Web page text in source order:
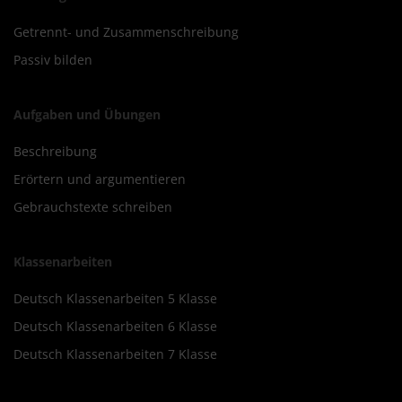
Getrennt- und Zusammenschreibung
Passiv bilden
Aufgaben und Übungen
Beschreibung
Erörtern und argumentieren
Gebrauchstexte schreiben
Klassenarbeiten
Deutsch Klassenarbeiten 5 Klasse
Deutsch Klassenarbeiten 6 Klasse
Deutsch Klassenarbeiten 7 Klasse